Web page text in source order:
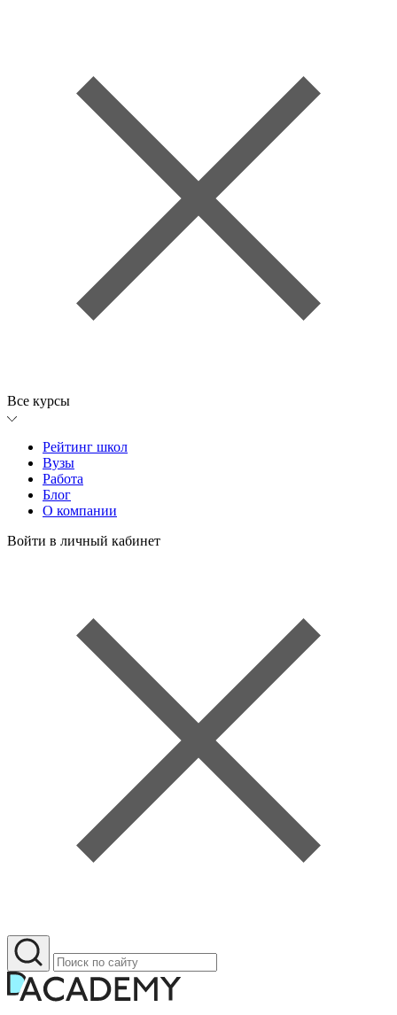
Все курсы
Рейтинг школ
Вузы
Работа
Блог
О компании
Войти в личный кабинет